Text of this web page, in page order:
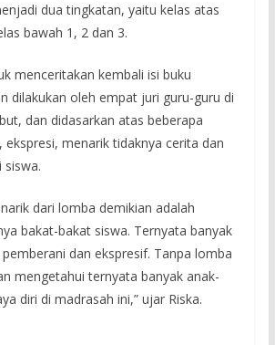
dua tingkatan, yaitu kelas atas
bawah 1, 2 dan 3.
menceritakan kembali isi buku
dilakukan oleh empat juri guru-guru di
dan didasarkan atas beberapa
ekspresi, menarik tidaknya cerita dan
siswa.
dari lomba demikian adalah
bakat-bakat siswa. Ternyata banyak
dan ekspresif. Tanpa lomba
mengetahui ternyata banyak anak-
diri di madrasah ini,” ujar Riska.